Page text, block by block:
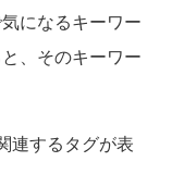
になるキーワー
、そのキーワー
連するタグが表